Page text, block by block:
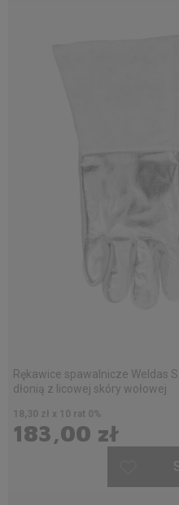
Rękawice spawalnicze Weldas
dłonią z licowej skóry wołowej
183,00 zł
18,30 zł x 10 rat 0%